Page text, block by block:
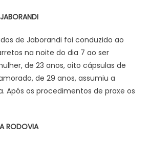
de Jaborandi foi conduzido ao
na noite do dia 7 ao ser
de 23 anos, oito cápsulas de
de 29 anos, assumiu a
Após os procedimentos de praxe os
RODOVIA